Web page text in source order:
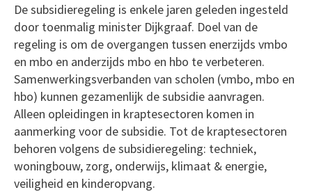
De subsidieregeling is enkele jaren geleden ingesteld
door toenmalig minister Dijkgraaf. Doel van de
regeling is om de overgangen tussen enerzijds vmbo
en mbo en anderzijds mbo en hbo te verbeteren.
Samenwerkingsverbanden van scholen (vmbo, mbo en
hbo) kunnen gezamenlijk de subsidie aanvragen.
Alleen opleidingen in kraptesectoren komen in
aanmerking voor de subsidie. Tot de kraptesectoren
behoren volgens de subsidieregeling: techniek,
woningbouw, zorg, onderwijs, klimaat & energie,
veiligheid en kinderopvang.